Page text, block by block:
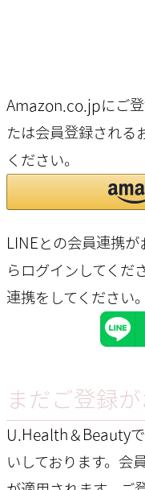
Amazon.co.jpにご登
たは会員登録される
ください。
LINEとの会員連携
らログインしてくだ
連携をしてください。
まだご登録
U.Health＆Beauty
いしております。会